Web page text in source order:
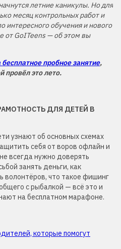
летние каникулы. Но для
месяц контрольных работ и
интересного обучения и нового
от GoITeens — об этом вы
бесплатное пробное занятие,
провёл это лето.
ДЛЯ ДЕТЕЙ В
узнают об основных схемах
себя от воров офлайн и
всегда нужно доверять
занять деньги, как
волонтёров, что такое фишинг
с рыбалкой — всё это и
на бесплатном марафоне.
которые помогут